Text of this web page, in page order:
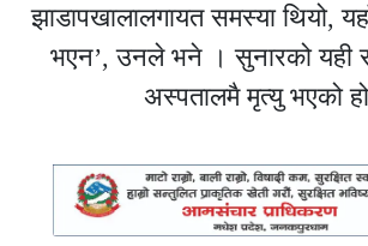
झाडापखालालगायत समस्या थियो,
भएन’, उनले भने । सुनारको यही
अस्पतालमै मृत्यु भएको